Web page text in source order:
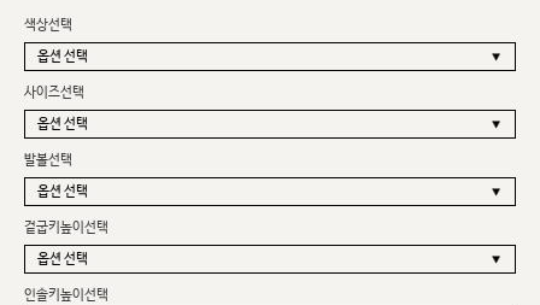
색상선택
사이즈선택
발볼선택
겉굽키높이선택
인솔키높이선택